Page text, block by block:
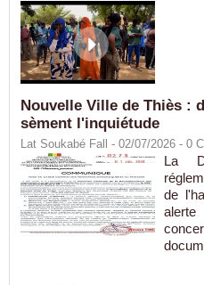
Nouvelle Ville de Thiès :
sèment l'inquiétude
Lat Soukabé Fall - 02/07/2026 - 0
La
de